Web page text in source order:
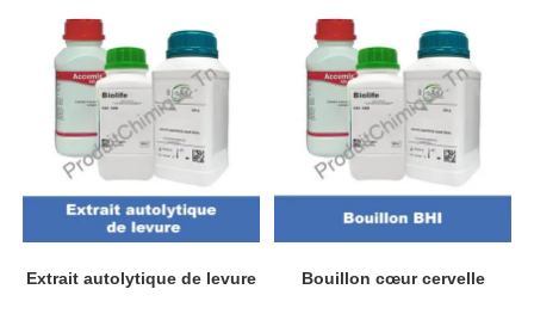
Extrait autolytique de levure Bouillon cœur cervelle